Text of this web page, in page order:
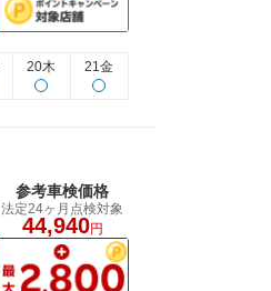
20木 21金
参考車検価格
法定24ヶ月点検対象
44,940円